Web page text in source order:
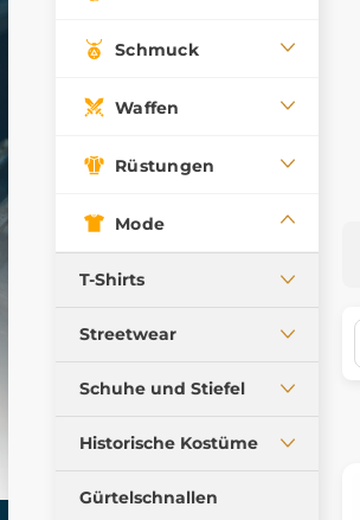
Schmuck
Waffen
Rüstungen
Mode
T-Shirts
Heidnische T-Shirts
Tanktops
Streetwear
Kapuzenpullover
Shorts
Schuhe und Stiefel
Antik Schuhe
Gotische Schuhe
Historische Kostüme
Historische
Gürtelschnallen